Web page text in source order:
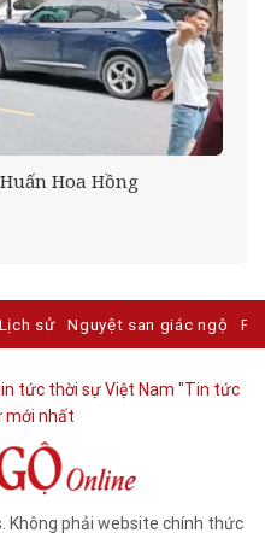
Hoa Hồng
Lịch sử Nguyệt san giác ngộ
tức thời sự Việt Nam "Tin tức
mới nhất​
Không phải website chính thức